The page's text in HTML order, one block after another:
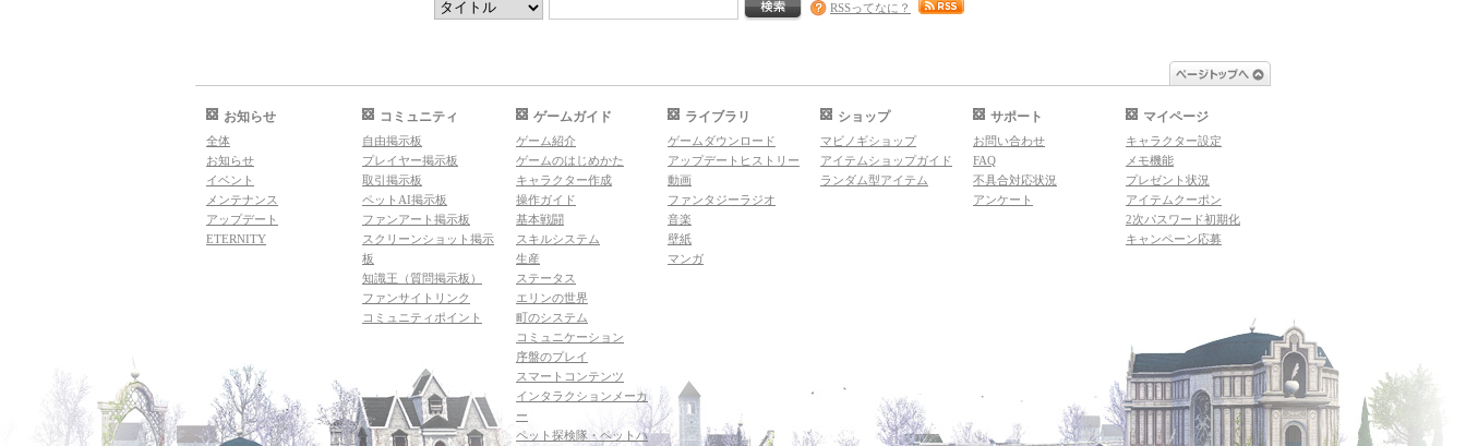
RSSってなに？
お知らせ
全体
お知らせ
イベント
メンテナンス
アップデート
ETERNITY
コミュニティ
自由掲示板
プレイヤー掲示板
取引掲示板
ペットAI掲示板
ファンアート掲示板
スクリーンショット掲示
板
知識王（質問掲示板）
ファンサイトリンク
コミュニティポイント
ゲームガイド
ゲーム紹介
ゲームのはじめかた
キャラクター作成
操作ガイド
基本戦闘
スキルシステム
生産
ステータス
エリンの世界
町のシステム
コミュニケーション
序盤のプレイ
スマートコンテンツ
インタラクションメーカ
ー
ペット探検隊・ペットハ
ライブラリ
ゲームダウンロード
アップデートヒストリー
動画
ファンタジーラジオ
音楽
壁紙
マンガ
ショップ
マビノギショップ
アイテムショップガイド
ランダム型アイテム
サポート
お問い合わせ
FAQ
不具合対応状況
アンケート
マイページ
キャラクター設定
メモ機能
プレゼント状況
アイテムクーポン
2次パスワード初期化
キャンペーン応募